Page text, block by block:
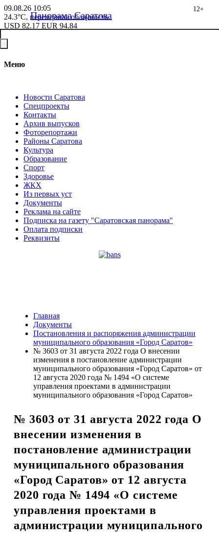
09.08.26 10:05
24.3°C, переменная облачность
USD 82.17 EUR 94.84
Меню
Новости Саратова
Спецпроекты
Контакты
Архив выпусков
Фоторепортажи
Районы Саратова
Культура
Образование
Спорт
Здоровье
ЖКХ
Из пеpвых уст
Документы
Реклама на сайте
Подписка на газету "Саратовская панорама"
Оплата подписки
Реквизиты
Панорама Саратова
12+
Главная
Документы
Постановления и распоряжения администрации
муниципального образования «Город Саратов»
№ 3603 от 31 августа 2022 года О внесении
изменения в постановление администрации
муниципального образования «Город Саратов» от
12 августа 2020 года № 1494 «О системе
управления проектами в администрации
муниципального образования «Город Саратов»
№ 3603 от 31 августа 2022 года О
внесении изменения в
постановление администрации
муниципального образования
«Город Саратов» от 12 августа
2020 года № 1494 «О системе
управления проектами в
администрации муниципального